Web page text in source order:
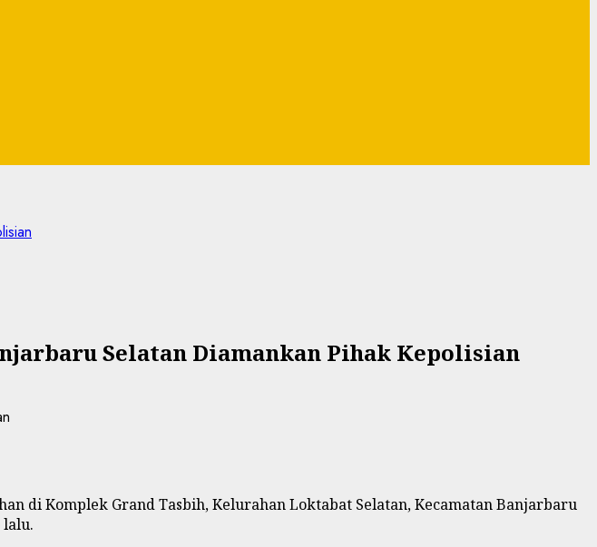
Selatan Diamankan Pihak Kepolisian
di Komplek Grand Tasbih, Kelurahan Loktabat Selatan, Kecamatan Banjarbaru
lalu.